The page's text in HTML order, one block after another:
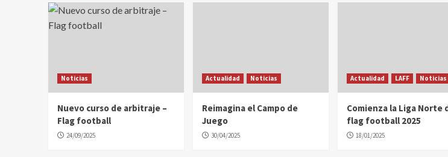
Noticias
Nuevo curso de arbitraje –
Flag football
24/09/2025
Actualidad Noticias
Reimagina el Campo de
Juego
30/04/2025
Actualidad LAFF Noticias
Comienza la Liga Norte
flag football 2025
18/01/2025